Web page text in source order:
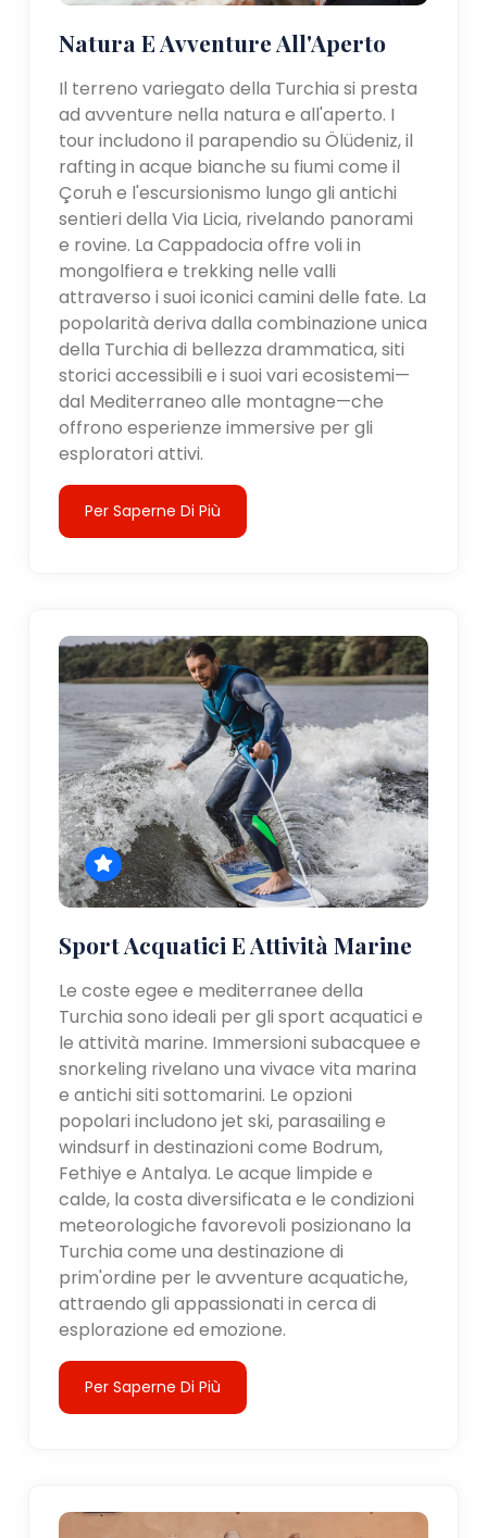
Natura E Avventure All'Aperto
Il terreno variegato della Turchia si presta
ad avventure nella natura e all'aperto. I
tour includono il parapendio su Ölüdeniz, il
rafting in acque bianche su fiumi come il
Çoruh e l'escursionismo lungo gli antichi
sentieri della Via Licia, rivelando panorami
e rovine. La Cappadocia offre voli in
mongolfiera e trekking nelle valli
attraverso i suoi iconici camini delle fate. La
popolarità deriva dalla combinazione unica
della Turchia di bellezza drammatica, siti
storici accessibili e i suoi vari ecosistemi—
dal Mediterraneo alle montagne—che
offrono esperienze immersive per gli
esploratori attivi.
Per Saperne Di Più
Sport Acquatici E Attività Marine
Le coste egee e mediterranee della
Turchia sono ideali per gli sport acquatici e
le attività marine. Immersioni subacquee e
snorkeling rivelano una vivace vita marina
e antichi siti sottomarini. Le opzioni
popolari includono jet ski, parasailing e
windsurf in destinazioni come Bodrum,
Fethiye e Antalya. Le acque limpide e
calde, la costa diversificata e le condizioni
meteorologiche favorevoli posizionano la
Turchia come una destinazione di
prim'ordine per le avventure acquatiche,
attraendo gli appassionati in cerca di
esplorazione ed emozione.
Per Saperne Di Più